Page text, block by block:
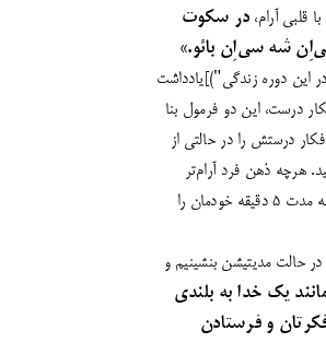
قلبی آرام، در سکوت
شه سی‌اِن بائو.»
این دوره زندگی")]یادداشت
درست، این دو فرمول بنا
درستش را در حالتی از
هرچه ذهن فرد آرام‌تر
باشد، قدرت آن عظیم‌تر خواهد بود. به‌علاوه هربار قبل از فرستادن افکار درست به‌منظور ازبین بردن شیطان، باید ابتدا به مدت 5 دقیقه خودمان را
حالت مدیتیشن بنشینیم و
یک خدا به بلندی
و فرستادن